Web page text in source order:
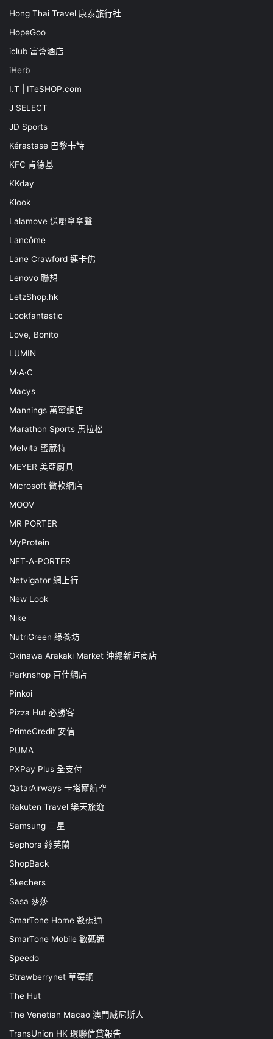
Hong Thai Travel 康泰旅行社
HopeGoo
iclub 富薈酒店
iHerb
I.T | ITeSHOP.com
J SELECT
JD Sports
Kérastase 巴黎卡詩
KFC 肯德基
KKday
Klook
Lalamove 送嘢拿拿聲
Lancôme
Lane Crawford 連卡佛
Lenovo 聯想
LetzShop.hk
Lookfantastic
Love, Bonito
LUMIN
M·A·C
Macys
Mannings 萬寧網店
Marathon Sports 馬拉松
Melvita 蜜葳特
MEYER 美亞廚具
Microsoft 微軟網店
MOOV
MR PORTER
MyProtein
NET-A-PORTER
Netvigator 網上行
New Look
Nike
NutriGreen 綠養坊
Okinawa Arakaki Market 沖繩新垣商店
Parknshop 百佳網店
Pinkoi
Pizza Hut 必勝客
PrimeCredit 安信
PUMA
PXPay Plus 全支付
QatarAirways 卡塔爾航空
Rakuten Travel 樂天旅遊
Samsung 三星
Sephora 絲芙蘭
ShopBack
Skechers
Sasa 莎莎
SmarTone Home 數碼通
SmarTone Mobile 數碼通
Speedo
Strawberrynet 草莓網
The Hut
The Venetian Macao 澳門威尼斯人
TransUnion HK 環聯信貸報告